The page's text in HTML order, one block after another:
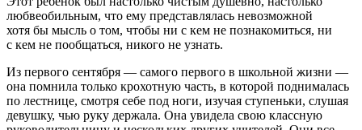
любвеобильным, что ему представлялась невозможной
хотя бы мысль о том, чтобы ни с кем не познакомиться, ни
с кем не пообщаться, никого не узнать.
Из первого сентября — самого первого в школьной жизни —
она помнила только крохотную часть, в которой поднималась
по лестнице, смотря себе под ноги, изучая ступеньки, слушая
девушку, чью руку держала. Она увидела свою классную